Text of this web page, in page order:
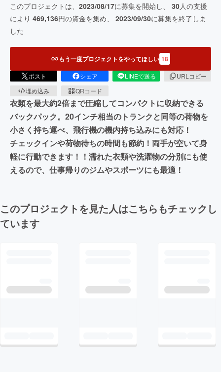
このプロジェクトは、 2023/08/17に募集を開始し、 30人の支援
により 469,136円の資金を集め、 2023/09/30に募集を終了しま
した
もう一度プロジェクトをやってほしい 18
ポスト シェア LINEで送る
URLコピー
埋め込み
QRコード
衣類を最大約2倍まで圧縮してコンパクトに収納できる
バックパック。20インチ相当のトランクと同等の荷物を
小さく持ち運べ、飛行機の機内持ち込みにも対応！
チェックインや荷物待ちの時間も節約！両手が空いて身
軽に行動できます！！濡れた衣類や洗濯物の分別にも使
えるので、仕事帰りのジムやスポーツにも最適！
このプロジェクトを見た人はこちらもチェックし
ています